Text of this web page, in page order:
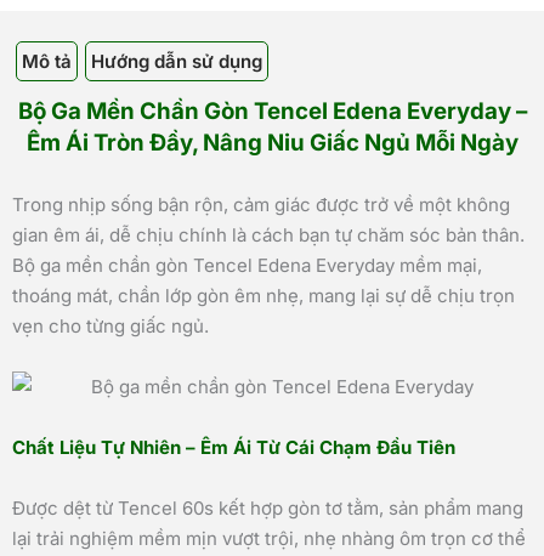
Mô tả Hướng dẫn sử dụng
Bộ Ga Mền Chần Gòn Tencel Edena Everyday –
Êm Ái Tròn Đầy, Nâng Niu Giấc Ngủ Mỗi Ngày
Trong nhịp sống bận rộn, cảm giác được trở về một không
gian êm ái, dễ chịu chính là cách bạn tự chăm sóc bản thân.
Bộ ga mền chần gòn Tencel Edena Everyday mềm mại,
thoáng mát, chần lớp gòn êm nhẹ, mang lại sự dễ chịu trọn
vẹn cho từng giấc ngủ.
Chất Liệu Tự Nhiên – Êm Ái Từ Cái Chạm Đầu Tiên
Được dệt từ Tencel 60s kết hợp gòn tơ tằm, sản phẩm mang
lại trải nghiệm mềm mịn vượt trội, nhẹ nhàng ôm trọn cơ thể